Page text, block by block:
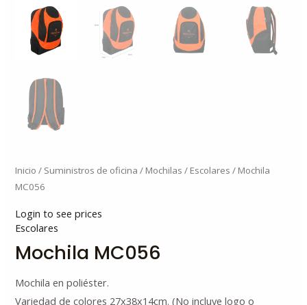
Inicio / Suministros de oficina / Mochilas / Escolares / Mochila
MC056
Login to see prices
Escolares
Mochila MC056
Mochila en poliéster.
Variedad de colores 27x38x14cm. (No incluye logo o